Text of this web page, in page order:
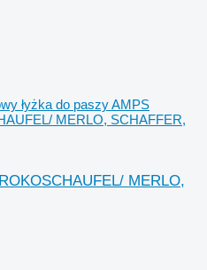
łyżka do paszy AMPS
MERLO, SCHAFFER,
MERLO,